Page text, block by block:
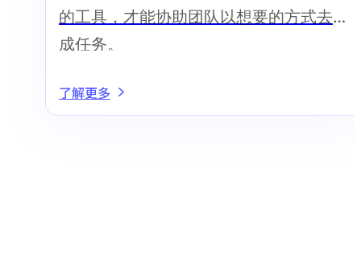
的工具，才能协助团队以想要的方式去完
成任务。
了解更多